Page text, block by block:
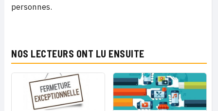
personnes.
NOS LECTEURS ONT LU ENSUITE